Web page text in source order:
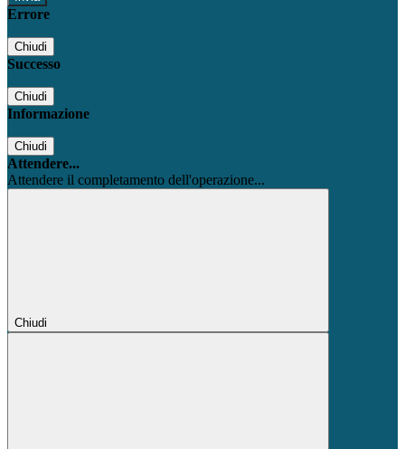
Errore
Chiudi
Successo
Chiudi
Informazione
Chiudi
Attendere...
Attendere il completamento dell'operazione...
Chiudi